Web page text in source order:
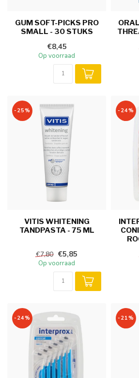
GUM SOFT-PICKS PRO
SMALL - 30 STUKS
€8,45
Op voorraad
-25%
VITIS WHITENING
TANDPASTA - 75 ML
€7,80 €5,85
Op voorraad
-24%
-24% -21%